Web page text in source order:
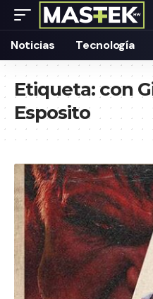
Noticias Tecnología
Etiqueta:con
Esposito